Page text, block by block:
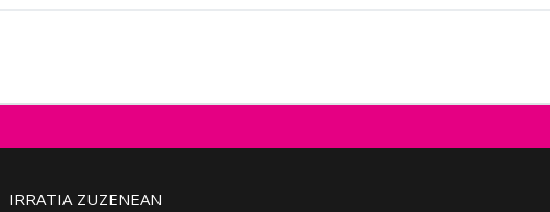
IRRATIA ZUZENEAN